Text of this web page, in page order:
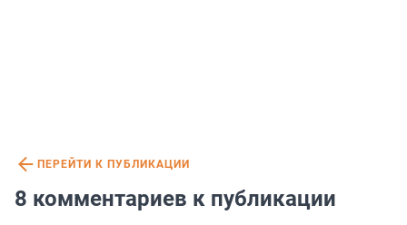
ПЕРЕЙТИ К ПУБЛИКАЦИИ
8 комментариев к публикации